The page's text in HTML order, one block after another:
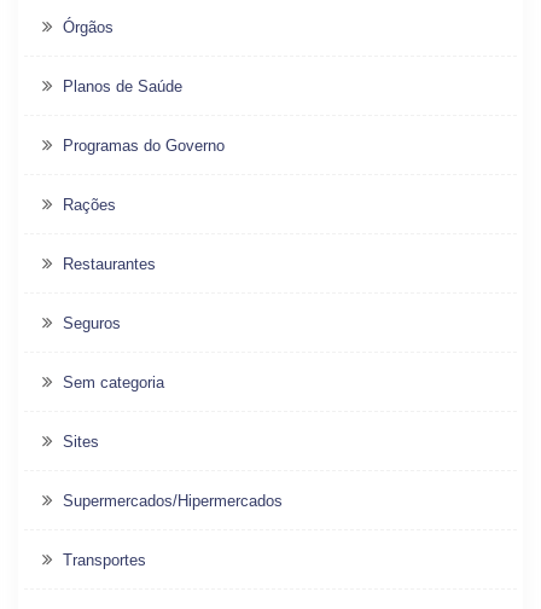
Órgãos
Planos de Saúde
Programas do Governo
Rações
Restaurantes
Seguros
Sem categoria
Sites
Supermercados/Hipermercados
Transportes